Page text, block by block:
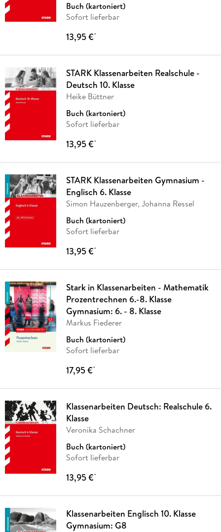
Buch (kartoniert)
Sofort lieferbar
13,95 €*
STARK Klassenarbeiten Realschule -
Deutsch 10. Klasse
Heike Büttner
Buch (kartoniert)
Sofort lieferbar
13,95 €*
STARK Klassenarbeiten Gymnasium -
Englisch 6. Klasse
Simon Hauzenberger, Johanna Ressel
Buch (kartoniert)
Sofort lieferbar
13,95 €*
Stark in Klassenarbeiten - Mathematik
Prozentrechnen 6.-8. Klasse
Gymnasium: 6. - 8. Klasse
Markus Fiederer
Buch (kartoniert)
Sofort lieferbar
17,95 €*
Klassenarbeiten Deutsch: Realschule 6.
Klasse
Veronika Schachner
Buch (kartoniert)
Sofort lieferbar
13,95 €*
Klassenarbeiten Englisch 10. Klasse
Gymnasium: G8